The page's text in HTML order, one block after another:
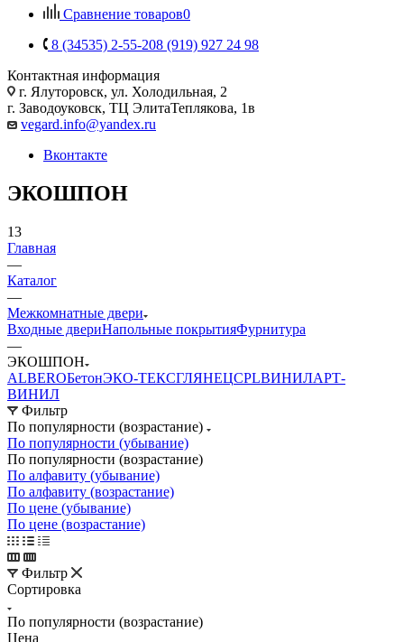
Сравнение товаров0
8 (34535) 2-55-208 (919) 927 24 98
Контактная информация
г. Ялуторовск, ул. Холодильная, 2
г. Заводоуковск, ​ТЦ Элита​Теплякова, 1в
vegard.info@yandex.ru
Вконтакте
ЭКОШПОН
13
Главная
—
Каталог
—
Межкомнатные двери
Входные двериНапольные покрытияФурнитура
—
ЭКОШПОН
ALBEROБетонЭКО-ТЕКСГЛЯНЕЦCPLВИНИЛАРТ-
ВИНИЛ
Фильтр
По популярности (возрастание)
По популярности (убывание)
По популярности (возрастание)
По алфавиту (убывание)
По алфавиту (возрастание)
По цене (убывание)
По цене (возрастание)
Фильтр
Сортировка
По популярности (возрастание)
Цена